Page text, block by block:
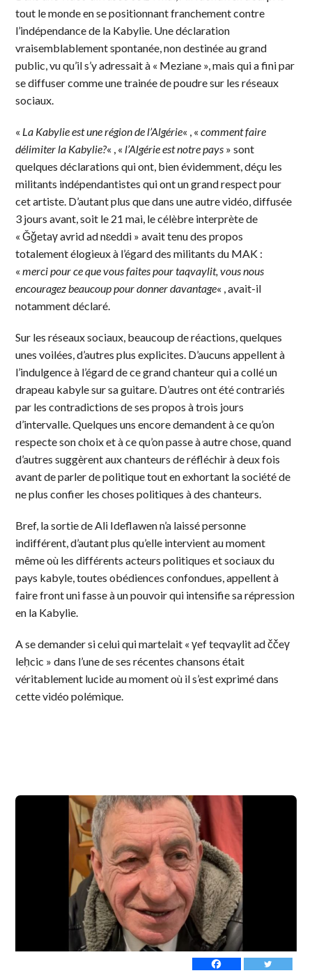
tout le monde en se positionnant franchement contre
l’indépendance de la Kabylie. Une déclaration
vraisemblablement spontanée, non destinée au grand
public, vu qu’il s’y adressait à « Meziane », mais qui a fini par
se diffuser comme une trainée de poudre sur les réseaux
sociaux.
« La Kabylie est une région de l’Algérie« , «comment faire
délimiter la Kabylie?« , « l’Algérie est notre pays » sont
quelques déclarations qui ont, bien évidemment, déçu les
militants indépendantistes qui ont un grand respect pour
cet artiste. D’autant plus que dans une autre vidéo, diffusée
3 jours avant, soit le 21 mai, le célèbre interprète de
« Ǧǧetaγ avrid ad nɛeddi » avait tenu des propos
totalement élogieux à l’égard des militants du MAK :
«merci pour ce que vous faites pour taqvaylit, vous nous
encouragez beaucoup pour donner davantage« , avait-il
notamment déclaré.
Sur les réseaux sociaux, beaucoup de réactions, quelques
unes voilées, d’autres plus explicites. D’aucuns appellent à
l’indulgence à l’égard de ce grand chanteur qui a collé un
drapeau kabyle sur sa guitare. D’autres ont été contrariés
par les contradictions de ses propos à trois jours
d’intervalle. Quelques uns encore demandent à ce qu’on
respecte son choix et à ce qu’on passe à autre chose, quand
d’autres suggèrent aux chanteurs de réfléchir à deux fois
avant de parler de politique tout en exhortant la société de
ne plus confier les choses politiques à des chanteurs.
Bref, la sortie de Ali Ideflawen n’a laissé personne
indifférent, d’autant plus qu’elle intervient au moment
même où les différents acteurs politiques et sociaux du
pays kabyle, toutes obédiences confondues, appellent à
faire front uni fasse à un pouvoir qui intensifie sa répression
en la Kabylie.
A se demander si celui qui martelait « γef teqvaylit ad ččeγ
leḥcic » dans l’une de ses récentes chansons était
véritablement lucide au moment où il s’est exprimé dans
cette vidéo polémique.